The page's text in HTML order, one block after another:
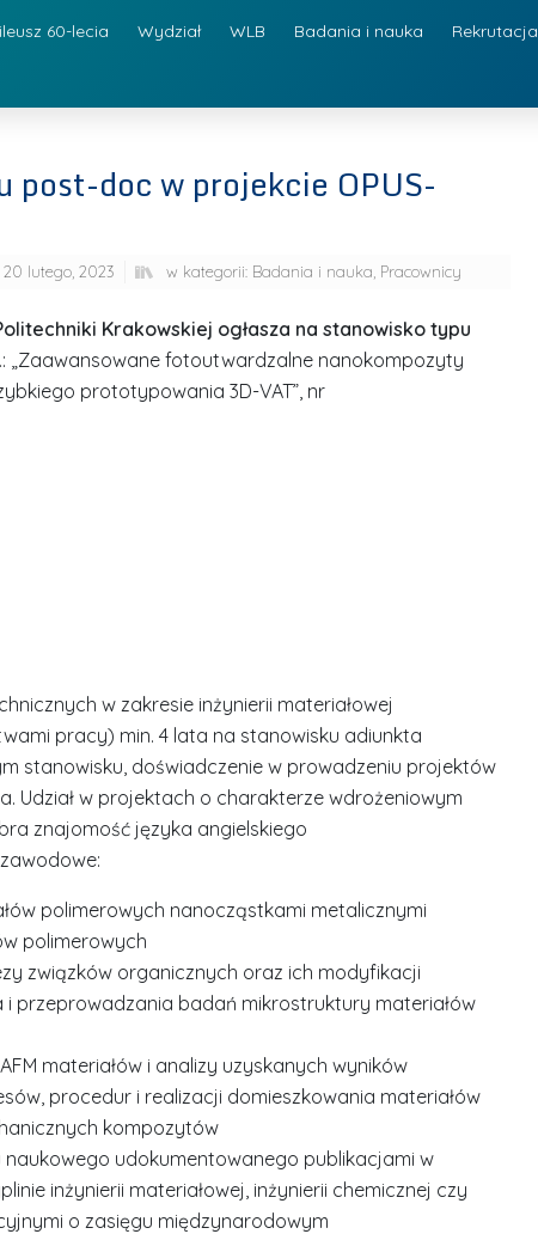
60-lecia Wydział WLB Badania i nauka Rekrutacja
post-doc w projekcie OPUS-
20 lutego, 2023 w kategorii: Badania i nauka Pracownicy
Krakowskiej ogłasza na stanowisko typu
„Zaawansowane fotoutwardzalne nanokompozyty
prototypowania 3D-VAT”, nr
w zakresie inżynierii materiałowej
pracy) min. 4 lata na stanowisku adiunkta
stanowisku, doświadczenie w prowadzeniu projektów
Udział w projektach o charakterze wdrożeniowym
znajomość języka angielskiego
polimerowych nanocząstkami metalicznymi
polimerowych
związków organicznych oraz ich modyfikacji
przeprowadzania badań mikrostruktury materiałów
materiałów i analizy uzyskanych wyników
procedur i realizacji domieszkowania materiałów
kompozytów
udokumentowanego publikacjami w
inżynierii materiałowej, inżynierii chemicznej czy
o zasięgu międzynarodowym